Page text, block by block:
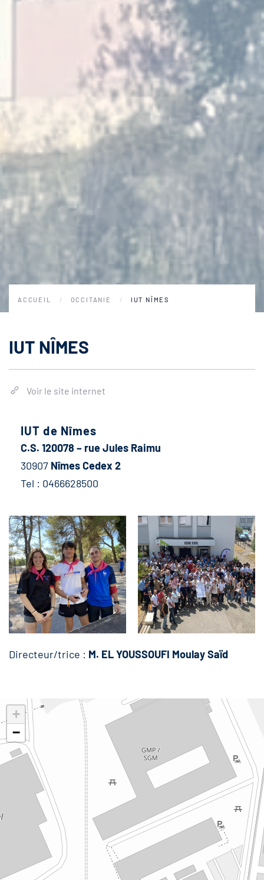
ACCUEIL OCCITANIE IUT NÎMES
IUT NÎMES
Voir le site internet
IUT de Nîmes
C.S. 120078 – rue Jules Raimu
30907 Nîmes Cedex 2
Tel : 0466628500
Directeur/trice : M. EL YOUSSOUFI Moulay Saïd
+
−